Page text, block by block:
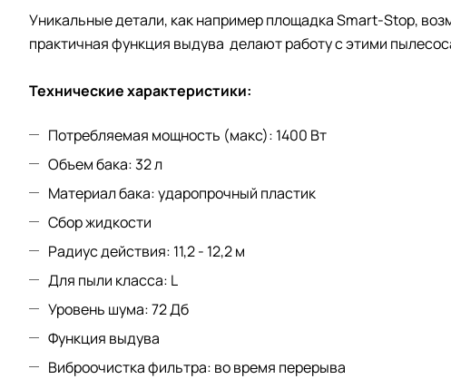
Уникальные детали, как например площадка Smart-Stop,
практичная функция выдува делают работу с этими
Технические характеристики:
Потребляемая мощность (макс): 1400 Вт
Объем бака: 32 л
Материал бака: ударопрочный пластик
Сбор жидкости
Радиус действия: 11,2 - 12,2 м
Для пыли класса: L
Уровень шума: 72 Дб
Функция выдува
Виброочистка фильтра: во время перерыва